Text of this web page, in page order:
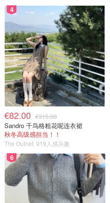
4
€82.00 €315.00
Sandro 千鸟格粗花呢连衣裙
秋冬高级感担当！！
The Outnet 919人感兴趣
6